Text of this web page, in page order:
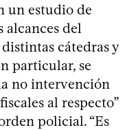
un estudio de
alcances del
cátedras y
particular, se
no intervención
al respecto”
policial. “Es